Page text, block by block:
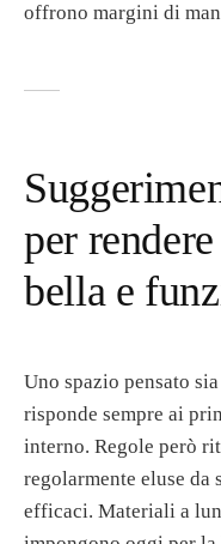
offrono margini di
per
bella e
Uno spazio pensato
risponde sempre ai
interno. Regole però
regolarmente eluse da
efficaci. Materiali a